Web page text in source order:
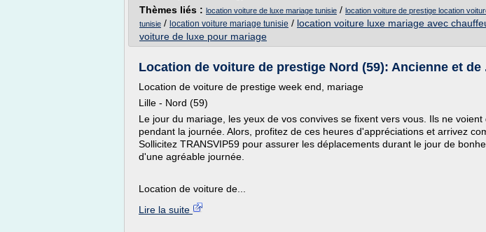
Thèmes liés : location voiture de luxe mariage tunisie / location voiture de prestige location
tunisie / location voiture mariage tunisie / location voiture luxe mariage avec
voiture de luxe pour mariage
Location de voiture de prestige Nord (59): Ancienne et de
Location de voiture de prestige week end, mariage
Lille - Nord (59)
Le jour du mariage, les yeux de vos convives se fixent vers vous. Ils ne voient
pendant la journée. Alors, profitez de ces heures d'appréciations et arrivez
Sollicitez TRANSVIP59 pour assurer les déplacements durant le jour de
d'une agréable journée.
Location de voiture de...
Lire la suite